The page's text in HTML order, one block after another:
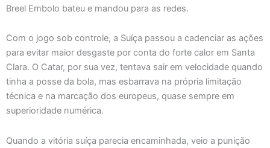
Breel Embolo bateu ​e mandou para as redes.
Com o jogo sob controle, a Suíça passou a cadenciar as ações
para evitar maior desgaste por conta do forte calor em Santa
Clara. O Catar, por sua vez, tentava sair em velocidade quando
tinha a posse da bola, mas esbarrava na própria limitação
técnica e na marcação dos europeus, quase sempre em
superioridade numérica.
Quando a vitória suíça parecia encaminhada, veio a punição